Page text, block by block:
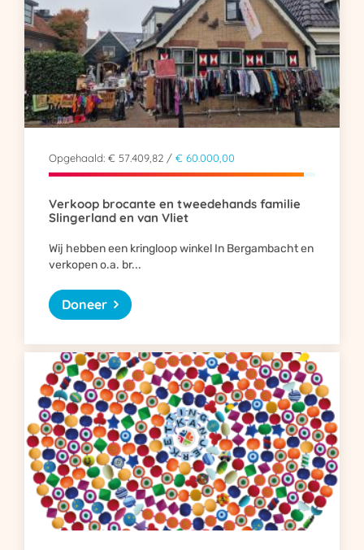
Opgehaald: € 57.409,82 / € 60.000,00
Verkoop brocante en tweedehands familie
Slingerland en van Vliet
Wij hebben een kringloop winkel In Bergambacht en
verkopen o.a. br...
Doneer